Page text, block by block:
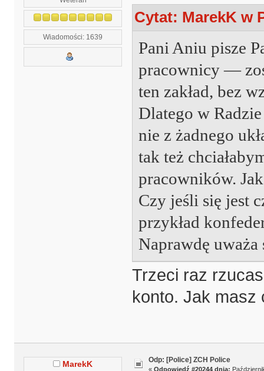
Wiadomości: 1639
Cytat: MarekK w
Pani Aniu pisze
pracownicy —
ten zakład, bez
Dlatego w
nie z żadnego
tak też
pracowników.
Czy jeśli się jest
przykład
Naprawdę uważa
Trzeci raz
konto. Jak masz
MarekK Odp: [Police] ZCH Police
« Odpowiedź #20244 dnia: